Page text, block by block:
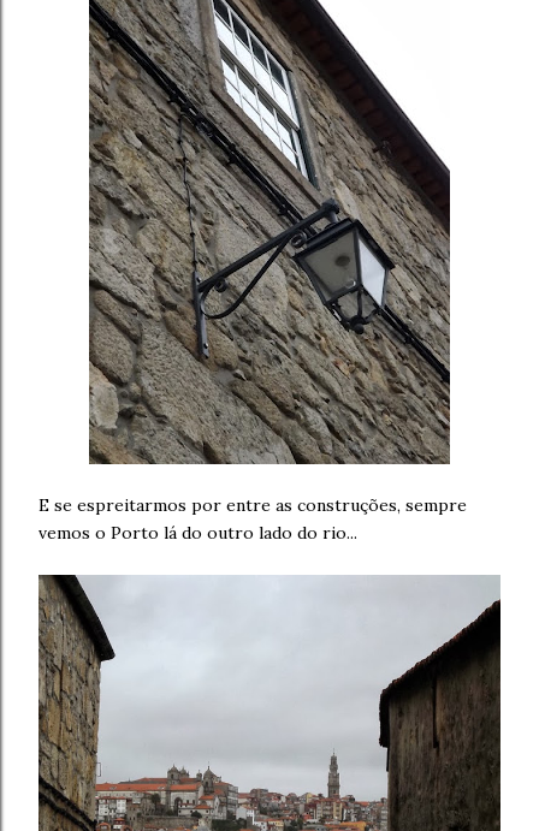
E se espreitarmos por entre as construções, sempre
vemos o Porto lá do outro lado do rio...